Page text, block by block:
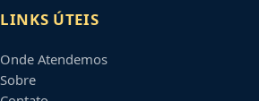
LINKS ÚTEIS
Onde Atendemos
Sobre